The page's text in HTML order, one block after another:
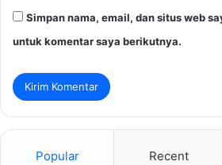
Simpan nama, email, dan situs web
untuk komentar saya berikutnya.
Popular Recent